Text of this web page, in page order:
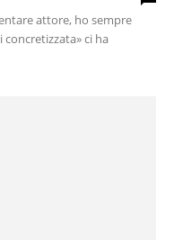
attore, ho sempre
ci ha